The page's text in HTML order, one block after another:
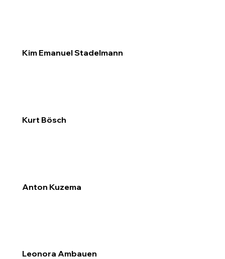
Kim Emanuel Stadelmann
Kurt Bösch
Anton Kuzema
Leonora Ambauen